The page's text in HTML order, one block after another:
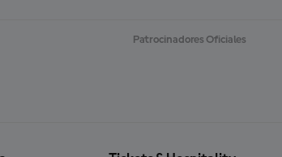
Patrocinadores Oficiales